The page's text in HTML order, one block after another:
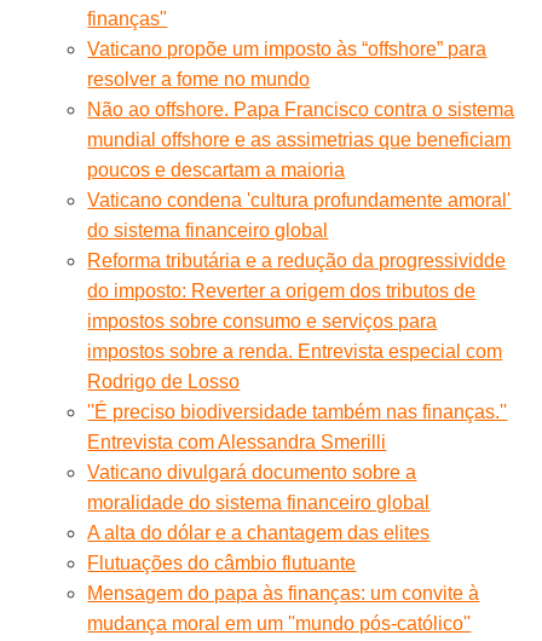
finanças"
Vaticano propõe um imposto às “offshore” para
resolver a fome no mundo
Não ao offshore. Papa Francisco contra o sistema
mundial offshore e as assimetrias que beneficiam
poucos e descartam a maioria
Vaticano condena 'cultura profundamente amoral'
do sistema financeiro global
Reforma tributária e a redução da progressividde
do imposto: Reverter a origem dos tributos de
impostos sobre consumo e serviços para
impostos sobre a renda. Entrevista especial com
Rodrigo de Losso
''É preciso biodiversidade também nas finanças.''
Entrevista com Alessandra Smerilli
Vaticano divulgará documento sobre a
moralidade do sistema financeiro global
A alta do dólar e a chantagem das elites
Flutuações do câmbio flutuante
Mensagem do papa às finanças: um convite à
mudança moral em um ''mundo pós-católico''